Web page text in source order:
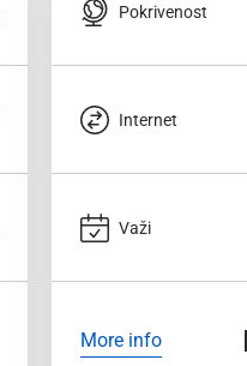
Pokrivenost
Internet
Važi
More info